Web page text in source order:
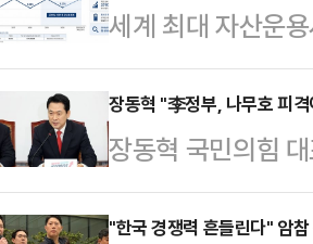
세계 최대 자산운
분을 다시 6%대로
되는 시점에서 글
다.11일 금융감독
(BlackRock
장동혁 "李정부, 나무호 피
장동혁 국민의힘
행체에 타격을 당
공격이라도 있었
"한국 경쟁력 흔들린다" 암